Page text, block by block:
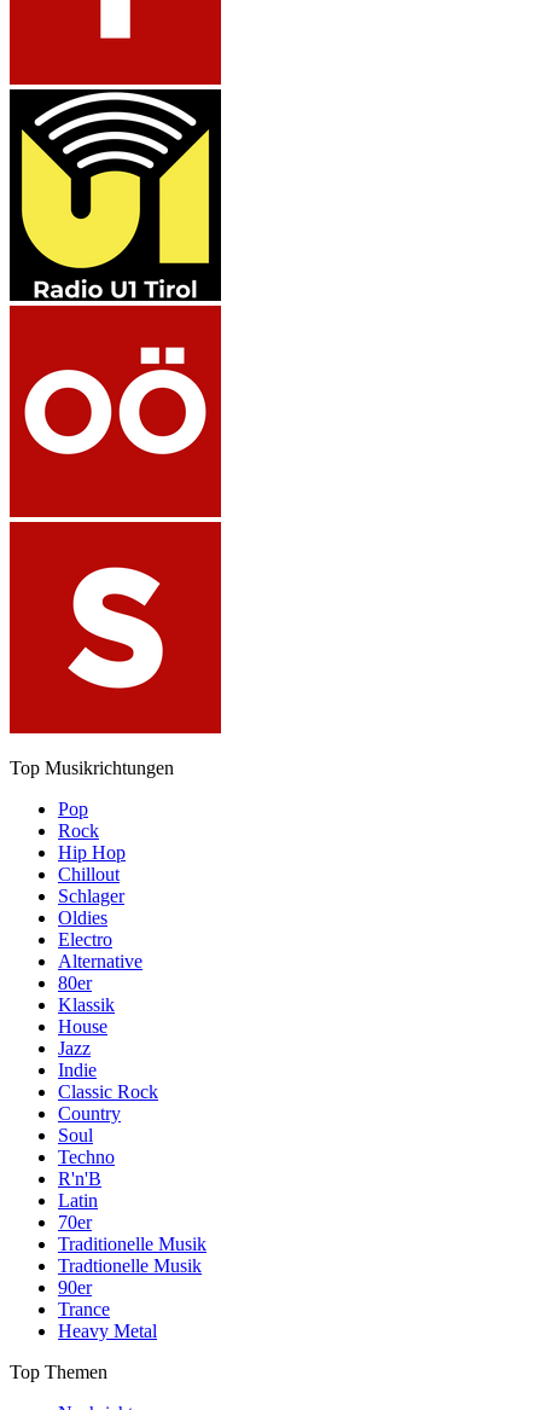
Top Musikrichtungen
Pop
Rock
Hip Hop
Chillout
Schlager
Oldies
Electro
Alternative
80er
Klassik
House
Jazz
Indie
Classic Rock
Country
Soul
Techno
R'n'B
Latin
70er
Traditionelle Musik
Tradtionelle Musik
90er
Trance
Heavy Metal
Top Themen